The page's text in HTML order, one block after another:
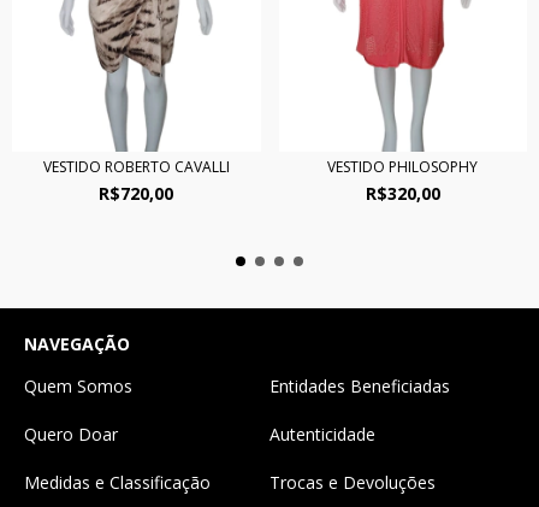
VESTIDO ROBERTO CAVALLI
R$720,00
VESTIDO PHILOSOPHY
R$320,00
NAVEGAÇÃO
Quem Somos
Entidades Beneficiadas
Quero Doar Autenticidade
Medidas e Classificação Trocas e Devoluções